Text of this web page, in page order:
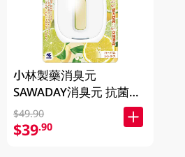
小林製藥消臭元
SAWADAY消臭元 抗菌
+浴廁芳香劑 -柑橘草本
5.8ML
$49.90
$39.90